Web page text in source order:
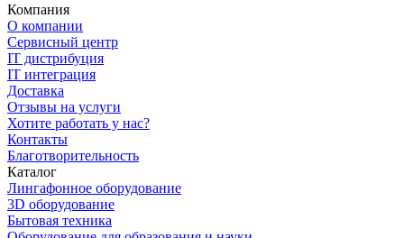
Компания
О компании
Сервисный центр
IT дистрибуция
IT интеграция
Доставка
Отзывы на услуги
Хотите работать у нас?
Контакты
Благотворительность
Каталог
Лингафонное оборудование
3D оборудование
Бытовая техника